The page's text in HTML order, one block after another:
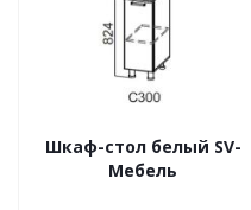
Шкаф-стол белый SV-
Мебель